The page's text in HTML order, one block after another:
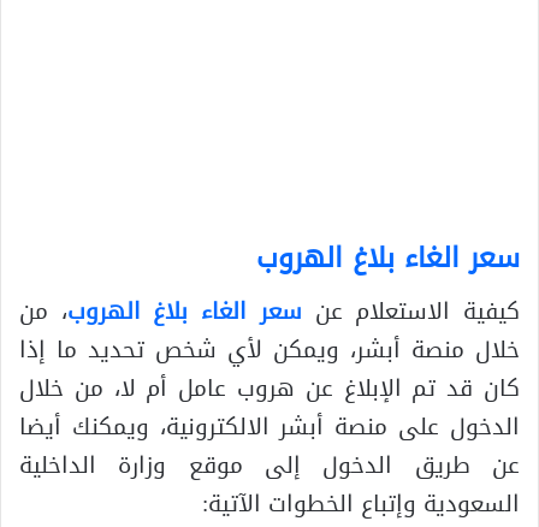
سعر الغاء بلاغ الهروب
كيفية الاستعلام عن سعر الغاء بلاغ الهروب، من
خلال منصة أبشر، ويمكن لأي شخص تحديد ما إذا
كان قد تم الإبلاغ عن هروب عامل أم لا، من خلال
الدخول على منصة أبشر الالكترونية، ويمكنك أيضا
عن طريق الدخول إلى موقع وزارة الداخلية
السعودية وإتباع الخطوات الآتية: